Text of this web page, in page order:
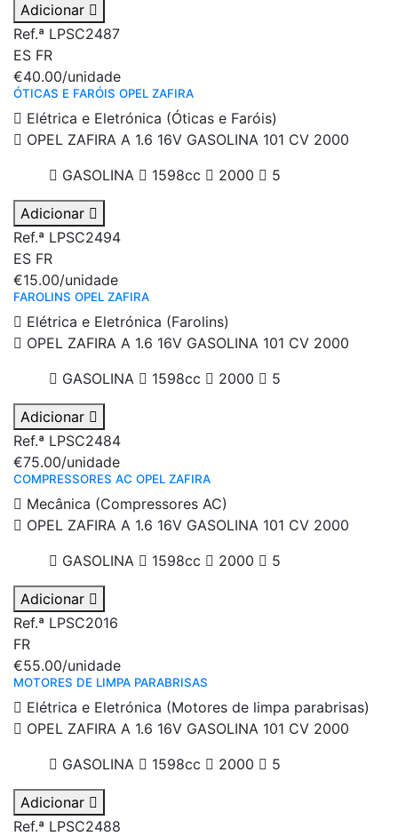
Adicionar
Ref.ª LPSC2487
ES FR
€40.00/unidade
ÓTICAS E FARÓIS OPEL ZAFIRA
Elétrica e Eletrónica (Óticas e Faróis)
OPEL ZAFIRA A 1.6 16V GASOLINA 101 CV 2000
GASOLINA
1598cc 2000 5
Adicionar
Ref.ª LPSC2494
ES FR
€15.00/unidade
FAROLINS OPEL ZAFIRA
Elétrica e Eletrónica (Farolins)
OPEL ZAFIRA A 1.6 16V GASOLINA 101 CV 2000
GASOLINA
1598cc 2000 5
Adicionar
Ref.ª LPSC2484
€75.00/unidade
COMPRESSORES AC OPEL ZAFIRA
Mecânica (Compressores AC)
OPEL ZAFIRA A 1.6 16V GASOLINA 101 CV 2000
GASOLINA
1598cc 2000 5
Adicionar
Ref.ª LPSC2016
FR
€55.00/unidade
MOTORES DE LIMPA PARABRISAS
Elétrica e Eletrónica (Motores de limpa parabrisas)
OPEL ZAFIRA A 1.6 16V GASOLINA 101 CV 2000
GASOLINA
1598cc 2000 5
Adicionar
Ref.ª LPSC2488